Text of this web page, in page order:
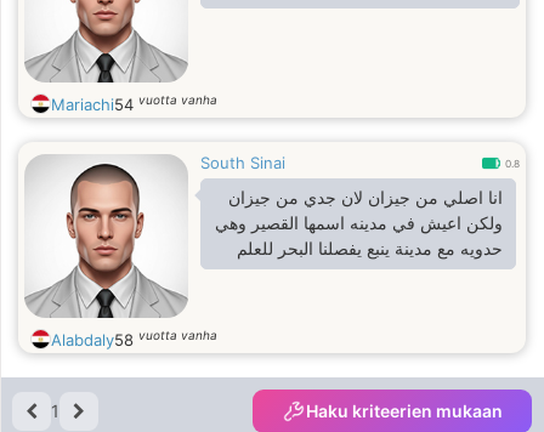
Mariachi54 vuotta vanha
South Sinai 0.8
انا اصلي من جيزان لان جدي من جيزان
ولكن اعيش في مدينه اسمها القصير وهي
حدويه مع مدينة ينبع يفصلنا البحر للعلم
Alabdaly58 vuotta vanha
1 Haku kriteerien mukaan